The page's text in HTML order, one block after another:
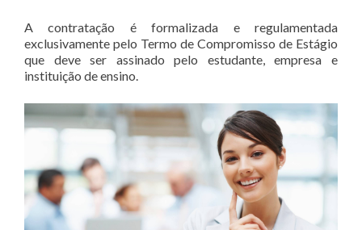
A contratação é formalizada e regulamentada
exclusivamente pelo Termo de Compromisso de Estágio
que deve ser assinado pelo estudante, empresa e
instituição de ensino.